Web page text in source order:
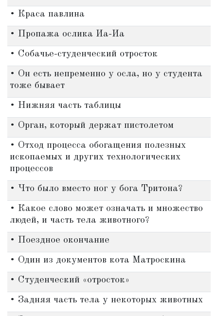
• Краса павлина
• Пропажа ослика Иа-Иа
• Собачье-студенческий отросток
• Он есть непременно у осла, но у студента
тоже бывает
• Нижняя часть таблицы
• Орган, который держат пистолетом
• Отход процесса обогащения полезных
ископаемых и других технологических
процессов
• Что было вместо ног у бога Тритона?
• Какое слово может означать и множество
людей, и часть тела животного?
• Поездное окончание
• Один из документов кота Матроскина
• Студенческий «отросток»
• Задняя часть тела у некоторых животных